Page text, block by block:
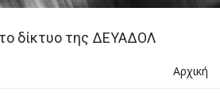
δίκτυο της ΔΕΥΑΔΟΛ
Αρχική